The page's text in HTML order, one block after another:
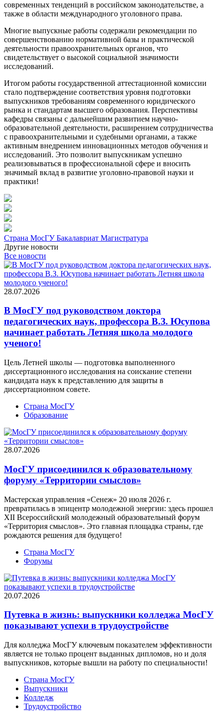
современных тенденций в российском законодательстве, а
также в области международного уголовного права.
Многие выпускные работы содержали рекомендации по
совершенствованию нормативной базы и практической
деятельности правоохранительных органов, что
свидетельствует о высокой социальной значимости
исследований.
Итогом работы государственной аттестационной комиссии
стало подтверждение соответствия уровня подготовки
выпускников требованиям современного юридического
рынка и стандартам высшего образования. Перспективы
кафедры связаны с дальнейшим развитием научно-
образовательной деятельности, расширением сотрудничества
с правоохранительными и судебными органами, а также
активным внедрением инновационных методов обучения и
исследований. Это позволит выпускникам успешно
реализовываться в профессиональной сфере и вносить
значимый вклад в развитие уголовно-правовой науки и
практики!
Страна МосГУБакалавриат Магистратура
Другие новости
Все новости
28.07.2026
В МосГУ под руководством доктора
педагогических наук, профессора В.З. Юсупова
начинает работать Летняя школа молодого
ученого!
Цель Летней школы — подготовка выполненного
диссертационного исследования на соискание степени
кандидата наук к представлению для защиты в
диссертационном совете.
Страна МосГУ
Образование
28.07.2026
МосГУ присоединился к образовательному
форуму «Территории смыслов»
Мастерская управления «Сенеж» 20 июля 2026 г.
превратилась в эпицентр молодежной энергии: здесь прошел
XII Всероссийский молодежный образовательный форум
«Территория смыслов». Это главная площадка страны, где
рождаются решения для будущего!
Страна МосГУ
Форумы
20.07.2026
Путевка в жизнь: выпускники колледжа МосГУ
показывают успехи в трудоустройстве
Для колледжа МосГУ ключевым показателем эффективности
является не только процент выданных дипломов, но и доля
выпускников, которые вышли на работу по специальности!
Страна МосГУ
Выпускники
Колледж
Трудоустройство